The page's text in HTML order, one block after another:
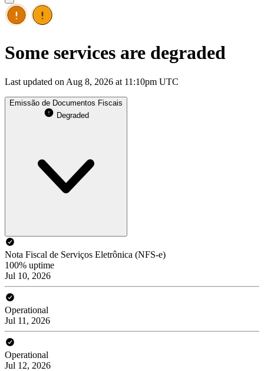
Some services are degraded
Last updated on Aug 8, 2026 at 11:10pm UTC
Emissão de Documentos Fiscais
Degraded
Nota Fiscal de Serviços Eletrônica (NFS-e)
100% uptime
Jul 10, 2026
Operational
Jul 11, 2026
Operational
Jul 12, 2026